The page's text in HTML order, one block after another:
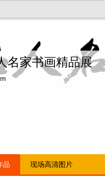
名家书画精品展
品 现场高清图片